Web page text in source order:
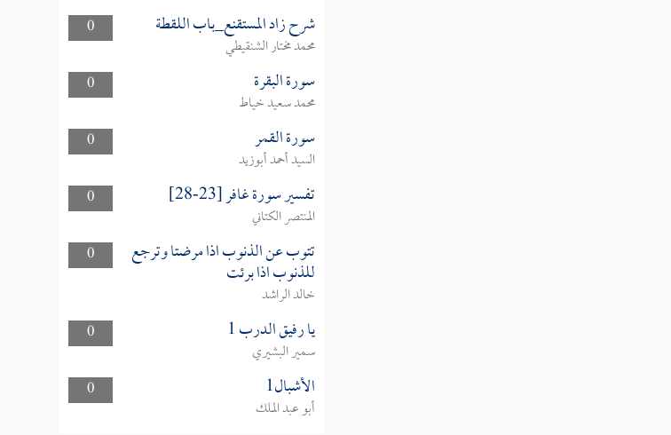
0 شرح زاد المستقنع_باب اللقطة
محمد مختار الشنقيطي
0
سورة البقرة
محمد سعيد خياط
0
سورة القمر
السيد أحمد أبوزيد
0
تفسير سورة غافر [23-28]
المنتصر الكتاني
0
تتوب عن الذنوب اذا مرضتا وترجع
للذنوب اذا برئت
خالد الراشد
0
يا رفيق الدرب 1
سمير البشيري
0
الأشبال1
أبو عبد الملك